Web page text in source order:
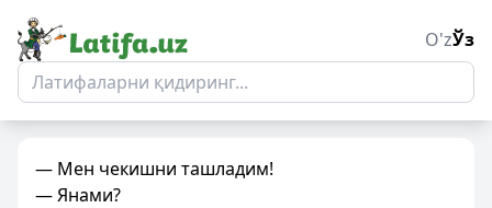
O'zЎз
— Мен чекишни ташладим!
— Янами?